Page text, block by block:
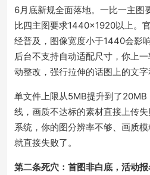
6月底新规全面落地。一比一主
比四主图要求1440×1920以上。
经普及，图像宽度小于1440会影
后台不支持自动适配尺寸，你上
动整改，强行拉伸的话图上的文字
单文件上限从5MB提升到了
线，画质不达标的素材直接上传
系统，你的图分辨率不够、画质
就直接失败了。
第二条死穴：首图非白底，活动报